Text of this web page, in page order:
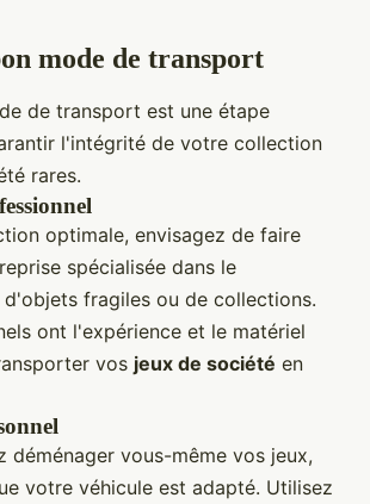
mode de transport
de transport est une étape
l'intégrité de votre collection
rares.
optimale, envisagez de faire
spécialisée dans le
d'objets fragiles ou de collections.
ont l'expérience et le matériel
vos jeux de société en
déménager vous-même vos jeux,
votre véhicule est adapté. Utilisez